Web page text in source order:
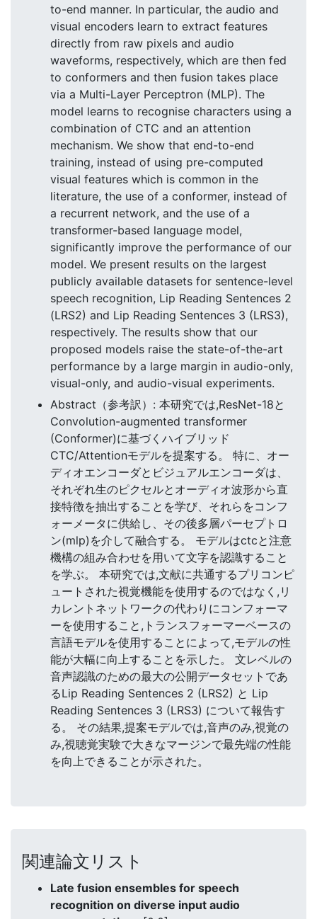
to-end manner. In particular, the audio and
visual encoders learn to extract features
directly from raw pixels and audio
waveforms, respectively, which are then fed
to conformers and then fusion takes place
via a Multi-Layer Perceptron (MLP). The
model learns to recognise characters using a
combination of CTC and an attention
mechanism. We show that end-to-end
training, instead of using pre-computed
visual features which is common in the
literature, the use of a conformer, instead of
a recurrent network, and the use of a
transformer-based language model,
significantly improve the performance of our
model. We present results on the largest
publicly available datasets for sentence-level
speech recognition, Lip Reading Sentences 2
(LRS2) and Lip Reading Sentences 3 (LRS3),
respectively. The results show that our
proposed models raise the state-of-the-art
performance by a large margin in audio-only,
visual-only, and audio-visual experiments.
Abstract（参考訳）: 本研究では,ResNet-18と
Convolution-augmented transformer
(Conformer)に基づくハイブリッド
CTC/Attentionモデルを提案する。 特に、オー
ディオエンコーダとビジュアルエンコーダは、
それぞれ生のピクセルとオーディオ波形から直
接特徴を抽出することを学び、それらをコンフ
ォーメータに供給し、その後多層パーセプトロ
ン(mlp)を介して融合する。 モデルはctcと注意
機構の組み合わせを用いて文字を認識すること
を学ぶ。 本研究では,文献に共通するプリコンピ
ュートされた視覚機能を使用するのではなく,リ
カレントネットワークの代わりにコンフォーマ
ーを使用すること,トランスフォーマーベースの
言語モデルを使用することによって,モデルの性
能が大幅に向上することを示した。 文レベルの
音声認識のための最大の公開データセットであ
るLip Reading Sentences 2 (LRS2) と Lip
Reading Sentences 3 (LRS3) について報告す
る。 その結果,提案モデルでは,音声のみ,視覚の
み,視聴覚実験で大きなマージンで最先端の性能
を向上できることが示された。
関連論文リスト
Late fusion ensembles for speech
recognition on diverse input audio